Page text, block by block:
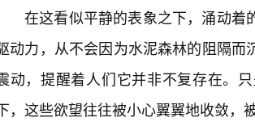
在这看似平静的表象之下，涌动着
动力，从不会因为水泥森林的阻隔
动，提醒着人们它并非不复存在。
，这些欲望往往被小心翼翼地收敛，